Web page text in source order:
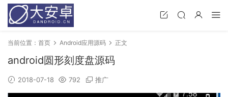
当前位置： 首页 Android应用源码 正文
android圆形刻度盘源码
2018-07-18 792 推广